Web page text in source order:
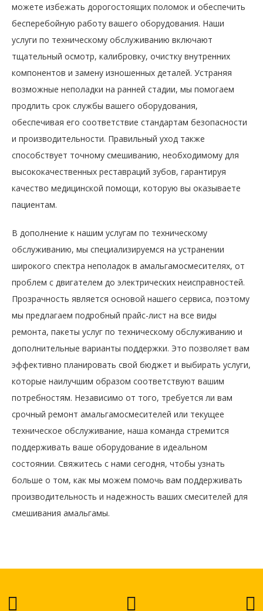
можете избежать дорогостоящих поломок и обеспечить
бесперебойную работу вашего оборудования. Наши
услуги по техническому обслуживанию включают
тщательный осмотр, калибровку, очистку внутренних
компонентов и замену изношенных деталей. Устраняя
возможные неполадки на ранней стадии, мы помогаем
продлить срок службы вашего оборудования,
обеспечивая его соответствие стандартам безопасности
и производительности. Правильный уход также
способствует точному смешиванию, необходимому для
высококачественных реставраций зубов, гарантируя
качество медицинской помощи, которую вы оказываете
пациентам.
В дополнение к нашим услугам по техническому
обслуживанию, мы специализируемся на устранении
широкого спектра неполадок в амальгамосмесителях, от
проблем с двигателем до электрических неисправностей.
Прозрачность является основой нашего сервиса, поэтому
мы предлагаем подробный прайс-лист на все виды
ремонта, пакеты услуг по техническому обслуживанию и
дополнительные варианты поддержки. Это позволяет вам
эффективно планировать свой бюджет и выбирать услуги,
которые наилучшим образом соответствуют вашим
потребностям. Независимо от того, требуется ли вам
срочный ремонт амальгамосмесителей или текущее
техническое обслуживание, наша команда стремится
поддерживать ваше оборудование в идеальном
состоянии. Свяжитесь с нами сегодня, чтобы узнать
больше о том, как мы можем помочь вам поддерживать
производительность и надежность ваших смесителей для
смешивания амальгамы.